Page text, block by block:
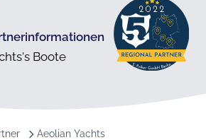
Boote
Aeolian Yachts